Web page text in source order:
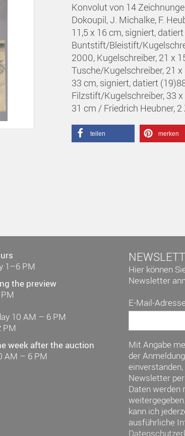
Konvolut von 14
Dokoupil, J. Michalke, F.
11,5 x 16 cm, signiert,
Buntstift/Bleistift/
2000, Kugelschreiber, 21 x
Tusche/Kugelschreiber, 21
33 cm, signiert, datiert
Filzstift/Kugelschreiber, 33
31 cm / Friedrich Heubner,
teilen merken
1–6 PM
the preview
10 AM – 6 PM
PM
week after the auction
AM – 6 PM
Hier können
Newsletter
E-Mail-
Mit Angabe
der
Newsletter
Daten werden
kann ich
ausführliche